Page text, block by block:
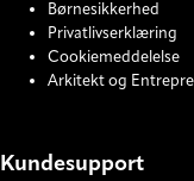
Børnesikkerhed
Privatlivserklæring
Cookiemeddelelse
Arkitekt og
Kundesupport